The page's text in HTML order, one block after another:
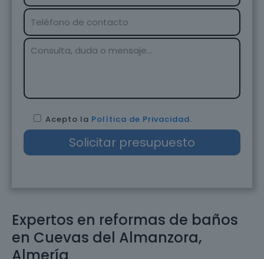
Expertos en reformas de baños
en Cuevas del Almanzora,
Acepto la Política de Privacidad.